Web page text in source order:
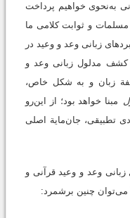
به‌نحوی خواهیم پرداخت
مسلمات و ثوابت کلامی ما
زبانی وعد و وعید در
کشف مدلول زبانی وعد و
زبان و به شکل خاص،
مبنا خواهد بود؛ از اين‌رو
تطبیقی، جان‌مایة اصلی
وعد و وعید قرآنی و
می‌توان چنین برشمرد: